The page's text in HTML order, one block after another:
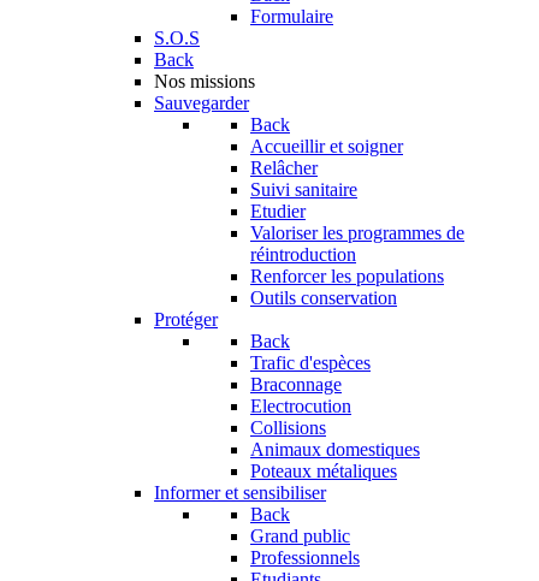
Formulaire
S.O.S
Back
Nos missions
Sauvegarder
Back
Accueillir et soigner
Relâcher
Suivi sanitaire
Etudier
Valoriser les programmes de
réintroduction
Renforcer les populations
Outils conservation
Protéger
Back
Trafic d'espèces
Braconnage
Electrocution
Collisions
Animaux domestiques
Poteaux métaliques
Informer et sensibiliser
Back
Grand public
Professionnels